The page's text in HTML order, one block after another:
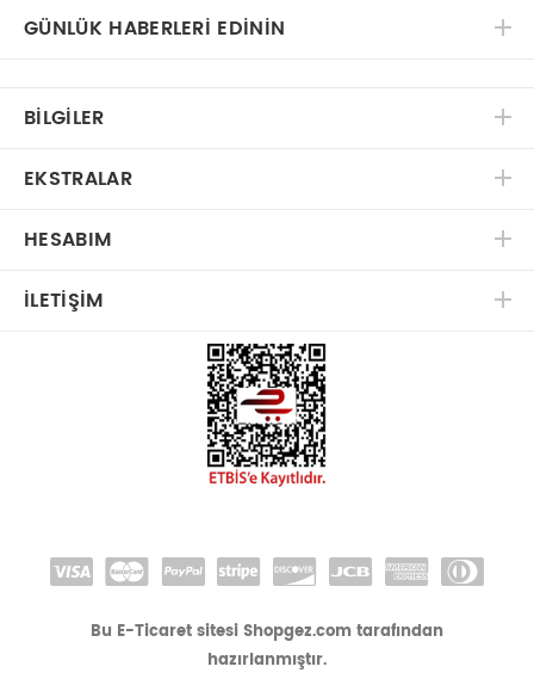
GÜNLÜK HABERLERİ EDİNİN
BILGILER
EKSTRALAR
HESABIM
İLETIŞIM
Bu E-Ticaret sitesi Shopgez.com tarafından
hazırlanmıştır.